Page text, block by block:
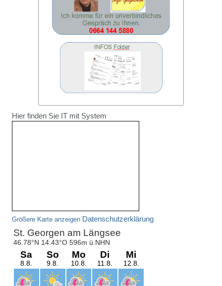
Hier finden Sie IT mit System
Größere Karte anzeigen Datenschutzerklärung